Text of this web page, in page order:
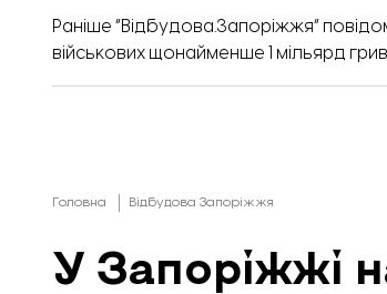
Раніше “Відбудова.Запоріжжя”
військових щонайменше 1 мільярд
Головна Відбудова Запоріжжя
У Запоріжжі